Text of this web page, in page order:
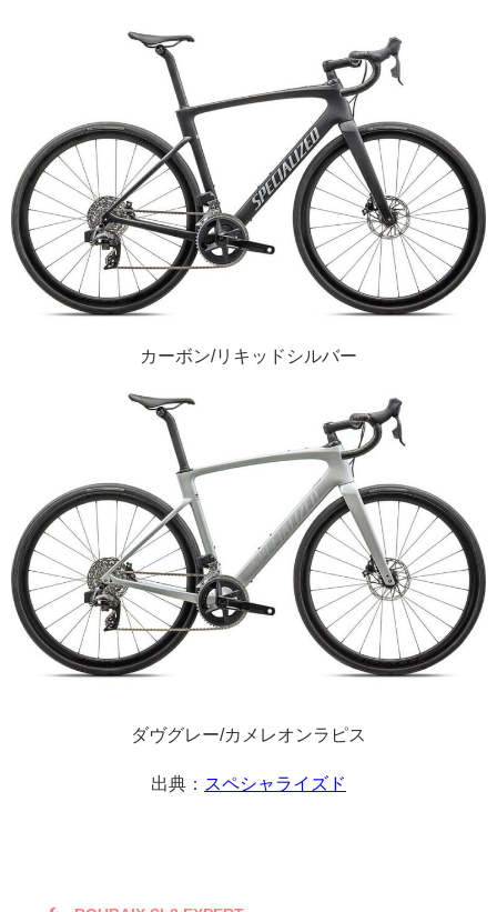
カーボン/リキッドシルバー
ダヴグレー/カメレオンラピス
出典： スペシャライズド